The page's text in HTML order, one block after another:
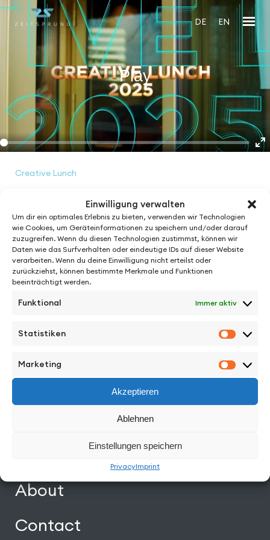
Einwilligung verwalten
Um dir ein optimales Erlebnis zu bieten, verwenden wir Technologien
wie Cookies, um Geräteinformationen zu speichern und/oder darauf
zuzugreifen. Wenn du diesen Technologien zustimmst, können wir
Daten wie das Surfverhalten oder eindeutige IDs auf dieser Website
verarbeiten. Wenn du deine Einwilligung nicht erteilst oder
zurückziehst, können bestimmte Merkmale und Funktionen
beeinträchtigt werden.
Funktional Immer aktiv
Statistiken
Marketing
Akzeptieren
Ablehnen
Einstellungen speichern
PrivacyImprint
DE EN
Play
Creative Lunch
See More from
Facebook Instagram Back to Top
About
Contact